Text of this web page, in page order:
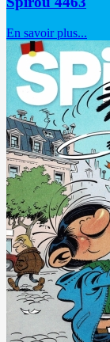
En savoir plus...